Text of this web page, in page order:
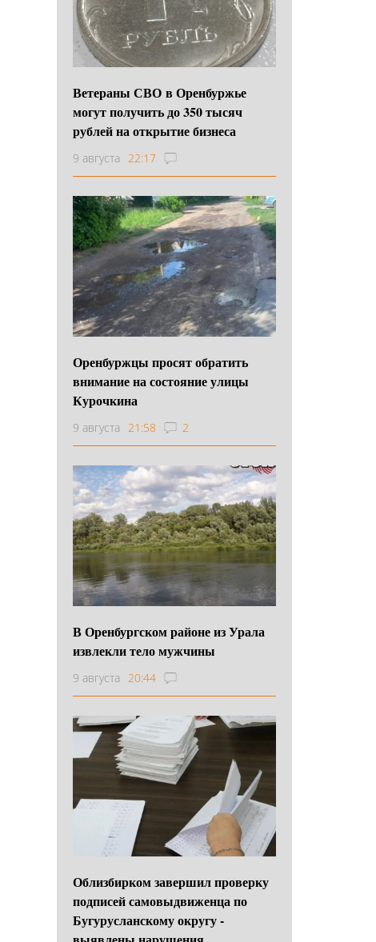
Ветераны СВО в Оренбуржье
могут получить до 350 тысяч
рублей на открытие бизнеса
9 августа 22:17
Оренбуржцы просят обратить
внимание на состояние улицы
Курочкина
9 августа 21:58 2
В Оренбургском районе из Урала
извлекли тело мужчины
9 августа 20:44
Облизбирком завершил проверку
подписей самовыдвиженца по
Бугурусланскому округу -